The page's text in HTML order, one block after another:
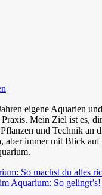
eigene Aquarien
Mein Ziel ist es,
und Technik an
aber immer mit Blick
So machst du alles
Aquarium: So gelingt’s!